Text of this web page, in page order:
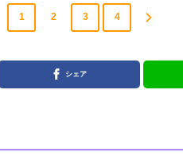
1 2 3 4
シェア